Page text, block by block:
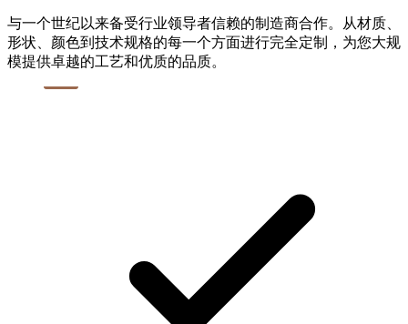
与一个世纪以来备受行业领导者信赖的制造商合作。从材质、
形状、颜色到技术规格的每一个方面进行完全定制，为您大规
模提供卓越的工艺和优质的品质。